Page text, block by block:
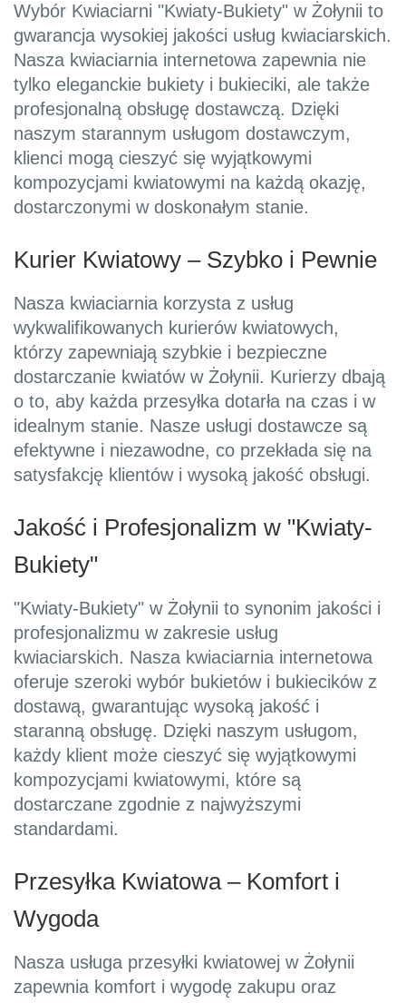
Wybór Kwiaciarni "Kwiaty-Bukiety" w Żołynii to
gwarancja wysokiej jakości usług kwiaciarskich.
Nasza kwiaciarnia internetowa zapewnia nie
tylko eleganckie bukiety i bukieciki, ale także
profesjonalną obsługę dostawczą. Dzięki
naszym starannym usługom dostawczym,
klienci mogą cieszyć się wyjątkowymi
kompozycjami kwiatowymi na każdą okazję,
dostarczonymi w doskonałym stanie.
Kurier Kwiatowy – Szybko i Pewnie
Nasza kwiaciarnia korzysta z usług
wykwalifikowanych kurierów kwiatowych,
którzy zapewniają szybkie i bezpieczne
dostarczanie kwiatów w Żołynii. Kurierzy dbają
o to, aby każda przesyłka dotarła na czas i w
idealnym stanie. Nasze usługi dostawcze są
efektywne i niezawodne, co przekłada się na
satysfakcję klientów i wysoką jakość obsługi.
Jakość i Profesjonalizm w "Kwiaty-
Bukiety"
"Kwiaty-Bukiety" w Żołynii to synonim jakości i
profesjonalizmu w zakresie usług
kwiaciarskich. Nasza kwiaciarnia internetowa
oferuje szeroki wybór bukietów i bukiecików z
dostawą, gwarantując wysoką jakość i
staranną obsługę. Dzięki naszym usługom,
każdy klient może cieszyć się wyjątkowymi
kompozycjami kwiatowymi, które są
dostarczane zgodnie z najwyższymi
standardami.
Przesyłka Kwiatowa – Komfort i
Wygoda
Nasza usługa przesyłki kwiatowej w Żołynii
zapewnia komfort i wygodę zakupu oraz